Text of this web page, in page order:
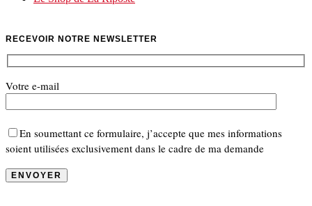
RECEVOIR NOTRE NEWSLETTER
Votre e-mail
En soumettant ce formulaire, j’accepte que mes informations
soient utilisées exclusivement dans le cadre de ma demande